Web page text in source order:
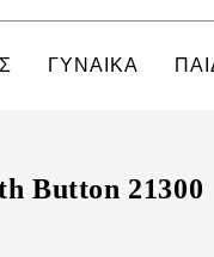
ΓΥΝΑΙΚΑ
Button 21300